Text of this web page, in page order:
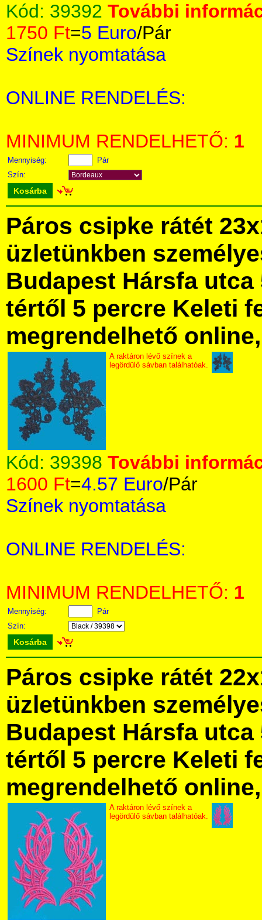
Kód: 39392 További
1750 Ft=5 Euro/Pár
Színek nyomtatása
ONLINE RENDELÉS:
MINIMUM RENDELHETŐ: 1
Mennyiség:
Pár
Szín:
Kosárba
Páros csipke rátét
üzletünkben
Budapest Hársfa utca
tértől 5 percre Keleti
megrendelhető
A raktáron lévő színek a
legördülő sávban találhatóak.
Kód: 39398 További
1600 Ft=4.57 Euro/Pár
Színek nyomtatása
ONLINE RENDELÉS:
MINIMUM RENDELHETŐ: 1
Mennyiség:
Pár
Szín:
Kosárba
Páros csipke rátét
üzletünkben
Budapest Hársfa utca
tértől 5 percre Keleti
megrendelhető
A raktáron lévő színek a
legördülő sávban találhatóak.